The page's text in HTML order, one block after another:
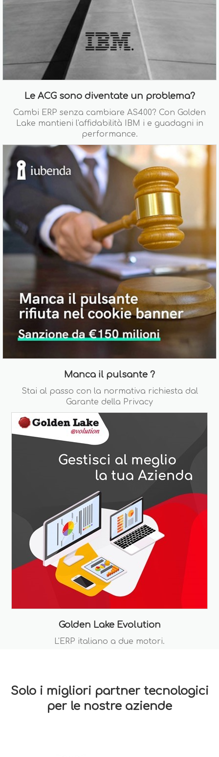
Le ACG sono diventate un problema?
Cambi ERP senza cambiare AS400? Con Golden
Lake mantieni l'affidabilità IBM i e guadagni in
performance.
Manca il pulsante ?
Stai al passo con la normativa richiesta dal
Garante della Privacy
Golden Lake Evolution
L'ERP italiano a due motori.
Solo i migliori partner tecnologici
per le nostre aziende